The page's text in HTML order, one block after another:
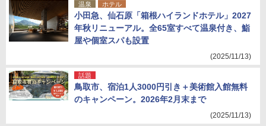
温泉 ホテル
小田急、仙石原「箱根ハイランドホテル」2027
年秋リニューアル。全65室すべて温泉付き、鮨
屋や個室スパも設置
(2025/11/13)
話題
鳥取市、宿泊1人3000円引き＋美術館入館無料
のキャンペーン。2026年2月末まで
(2025/11/13)